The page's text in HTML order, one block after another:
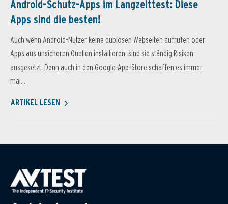
Android-Schutz-Apps im Langzeittest: Diese
Apps sind die besten!
Auch wenn Android-Nutzer keine dubiosen Webseiten aufrufen oder
Apps aus unsicheren Quellen installieren, sind sie ständig Risiken
ausgesetzt. Denn auch in den Google-App-Store schaffen es immer
mal...
ARTIKEL LESEN